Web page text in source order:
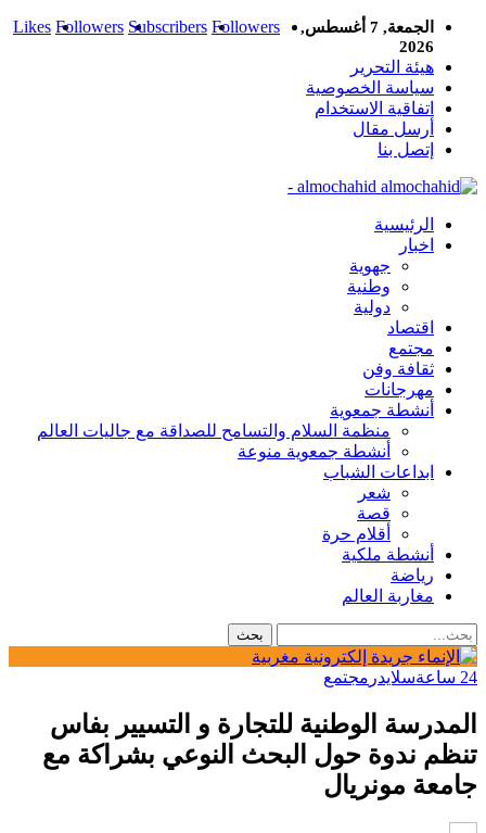
Likes Followers Subscribers Followers
الجمعة, 7 أغسطس,
2026
هيئة التحرير
سياسة الخصوصية
اتفاقية الاستخدام
أرسل مقال
إتصل بنا
almochahid -
الرئيسية
اخبار
جهوية
وطنية
دولية
اقتصاد
مجتمع
ثقافة وفن
مهرجانات
أنشطة جمعوية
منظمة السلام والتسامح للصداقة مع جاليات العالم
أنشطة جمعوية منوعة
ابداعات الشباب
شعر
قصة
أقلام حرة
أنشطة ملكية
رياضة
مغاربة العالم
24 ساعة سلايدر مجتمع
المدرسة الوطنية للتجارة و التسيير بفاس
تنظم ندوة حول البحث النوعي بشراكة مع
جامعة مونريال